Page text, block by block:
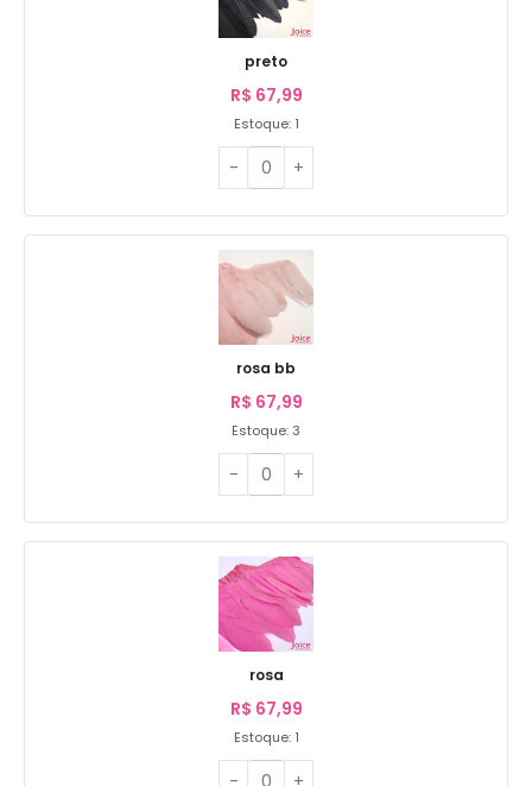
preto
R$ 67,99
Estoque: 1
rosa bb
R$ 67,99
Estoque: 3
rosa
R$ 67,99
Estoque: 1